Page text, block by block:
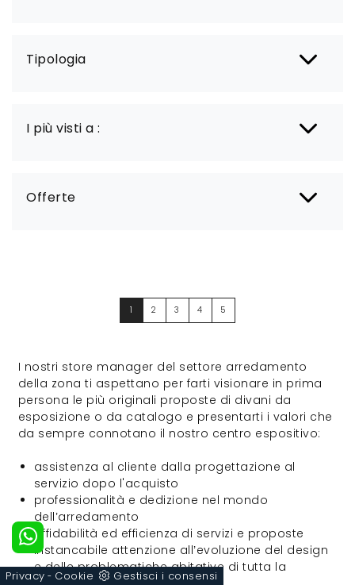
Tipologia
I più visti a :
Offerte
1 2 3 4 5
I nostri store manager del settore arredamento
della zona ti aspettano per farti visionare in prima
persona le più originali proposte di divani da
esposizione o da catalogo e presentarti i valori che
da sempre connotano il nostro centro espositivo:
assistenza al cliente dalla progettazione al
servizio dopo l'acquisto
professionalità e dedizione nel mondo
dell’arredamento
affidabilità ed efficienza di servizi e proposte
instancabile attenzione all’evoluzione del design
e delle problematiche abitative di tutta la
Privacy - Cookie Gestisci i consensi